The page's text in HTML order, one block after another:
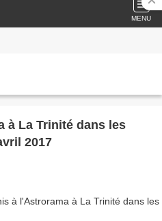
MENU
à La Trinité dans les
2017